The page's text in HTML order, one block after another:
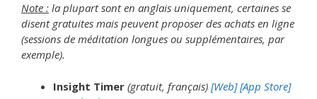
Note : la plupart sont en anglais uniquement, certaines se
disent gratuites mais peuvent proposer des achats en ligne
(sessions de méditation longues ou supplémentaires, par
exemple).
Insight Timer (gratuit, français) [Web] [App Store]